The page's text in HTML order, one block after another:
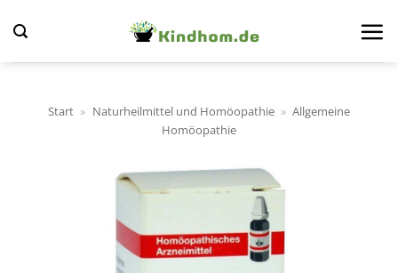
Inhalt
springen
Start » Naturheilmittel und Homöopathie » Allgemeine
Homöopathie